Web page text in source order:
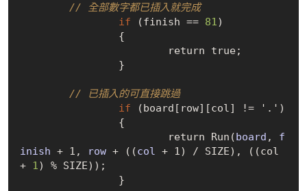
// 全部數字都已插入就完成
if (finish == 81)
			return
true;
// 已插入的可直接跳過
if (board [ row] [col] != '.' )
			return
Run(board , f
inish + 1, row + ((col + 1) / SIZE), ((col
+ 1) % SIZE));